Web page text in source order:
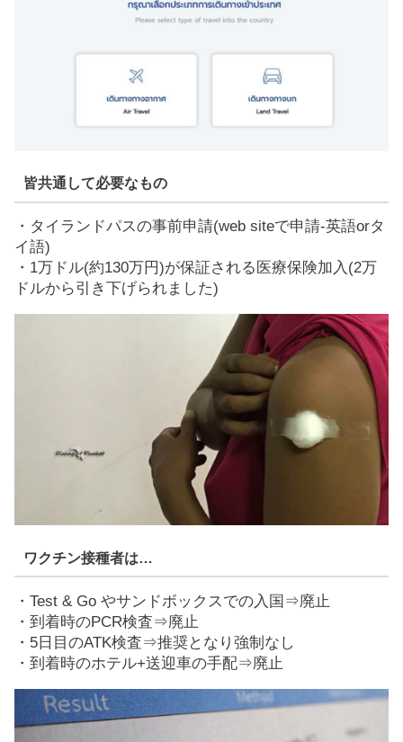
皆共通して必要なもの
・タイランドパスの事前申請(web siteで申請-英語orタ
イ語)
・1万ドル(約130万円)が保証される医療保険加入(2万
ドルから引き下げられました)
ワクチン接種者は…
・Test & Go やサンドボックスでの入国⇒廃止
・到着時のPCR検査⇒廃止
・5日目のATK検査⇒推奨となり強制なし
・到着時のホテル+送迎車の手配⇒廃止